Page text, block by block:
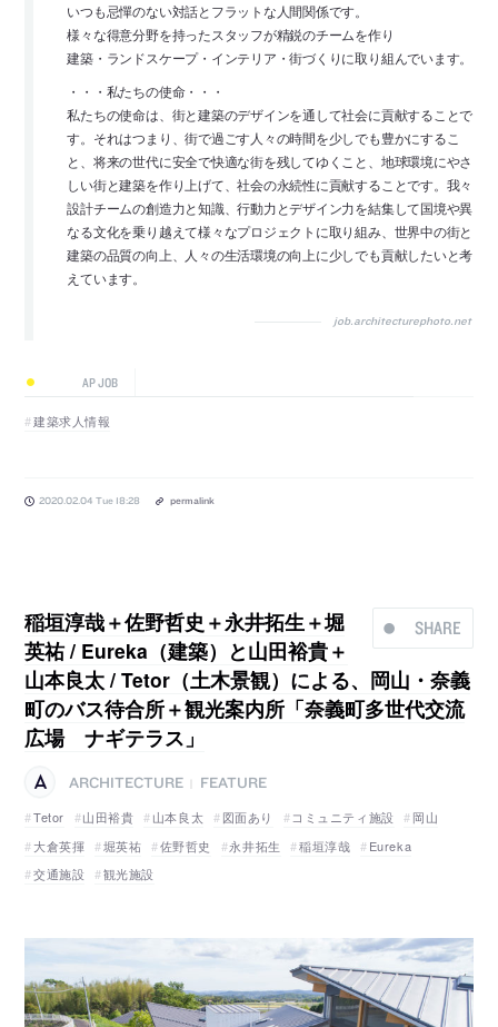
いつも忌憚のない対話とフラットな人間関係です。
様々な得意分野を持ったスタッフが精鋭のチームを作り
建築・ランドスケープ・インテリア・街づくりに取り組んでいます。
・・・私たちの使命・・・
私たちの使命は、街と建築のデザインを通して社会に貢献することで
す。それはつまり、街で過ごす人々の時間を少しでも豊かにするこ
と、将来の世代に安全で快適な街を残してゆくこと、地球環境にやさ
しい街と建築を作り上げて、社会の永続性に貢献することです。我々
設計チームの創造力と知識、行動力とデザイン力を結集して国境や異
なる文化を乗り越えて様々なプロジェクトに取り組み、世界中の街と
建築の品質の向上、人々の生活環境の向上に少しでも貢献したいと考
えています。
job.architecturephoto.net
AP JOB
建築求人情報
2020.02.04 Tue 18:28 permalink
SHARE
稲垣淳哉＋佐野哲史＋永井拓生＋堀
英祐 / Eureka（建築）と山田裕貴＋
山本良太 / Tetor（土木景観）による、岡山・奈義
町のバス待合所＋観光案内所「奈義町多世代交流
広場 ナギテラス」
ARCHITECTURE
FEATURE
Tetor
山田裕貴 山本良太 図面あり コミュニティ施設
岡山
大倉英揮
堀英祐 佐野哲史 永井拓生 稲垣淳哉
Eureka
交通施設
観光施設